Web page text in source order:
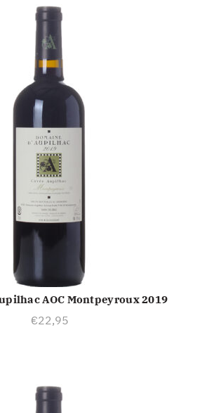
AAN WINKELWAGEN
AOC Montpeyroux 2019
€22,95